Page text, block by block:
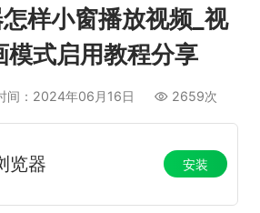
样小窗播放视频_视
模式启用教程分享
间：2024年06月16日 2659次
览器 安装